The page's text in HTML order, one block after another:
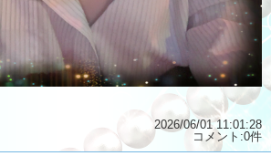
2026/06/01 11:01:28
コメント:0件